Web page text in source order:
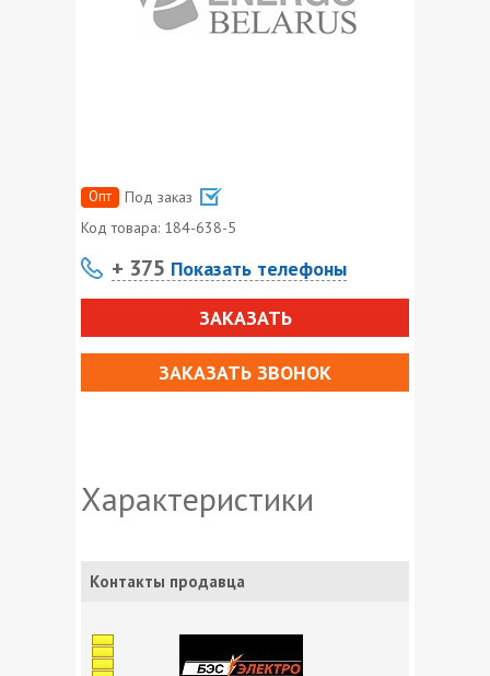
Опт
Под заказ
Код товара: 184-638-5
+ 375 Показать телефоны
ЗАКАЗАТЬ
ЗАКАЗАТЬ ЗВОНОК
Характеристики
Контакты продавца